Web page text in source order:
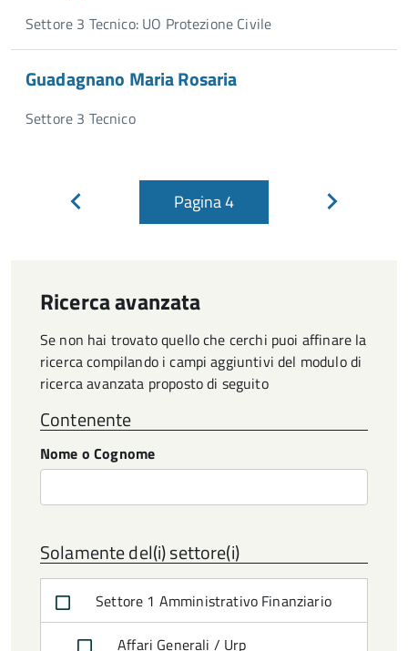
Settore 3 Tecnico: UO Protezione Civile
Guadagnano Maria Rosaria
Settore 3 Tecnico
Pagina4
Ricerca avanzata
Se non hai trovato quello che cerchi puoi affinare la
ricerca compilando i campi aggiuntivi del modulo di
ricerca avanzata proposto di seguito
Contenente
Nome o Cognome
Solamente del(i) settore(i)
Settore 1 Amministrativo Finanziario
Affari Generali / Urp